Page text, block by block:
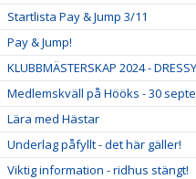
Startlista Pay & Jump 3/11
Pay & Jump!
KLUBBMÄSTERSKAP 2024 -
Medlemskväll på Hööks - 30
Lära med Hästar
Underlag påfyllt - det här gäller!
Viktig information - ridhus stängt!